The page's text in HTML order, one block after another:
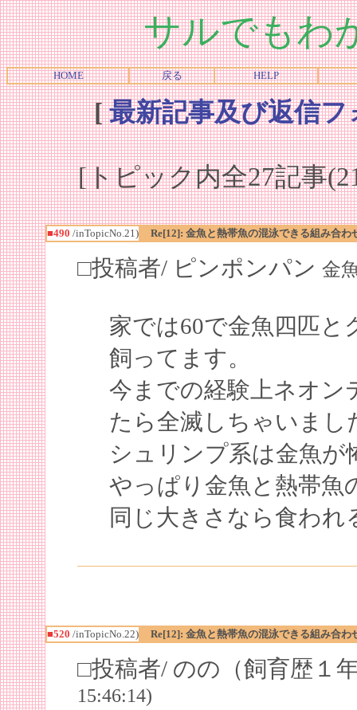
サルでもわ
HOME 戻る HELP
[最新記事及び返信
[トピック内全27記事
■490 /inTopicNo.21) Re[12]: 金魚と熱帯魚の混泳できる組み合わ
□投稿者/ ピンポンパン 金
家では60で金魚四匹
飼ってます。
今までの経験上ネオン
たら全滅しちゃいまし
シュリンプ系は金魚
やっぱり金魚と熱帯魚
同じ大きさなら食わ
■520 /inTopicNo.22) Re[12]: 金魚と熱帯魚の混泳できる組み合わ
□投稿者/ のの（飼育歴１
15:46:14)